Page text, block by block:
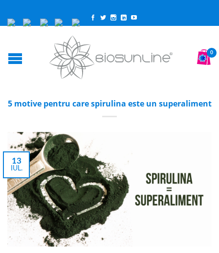
0
5 motive pentru care spirulina este un superaliment
13
IUL.